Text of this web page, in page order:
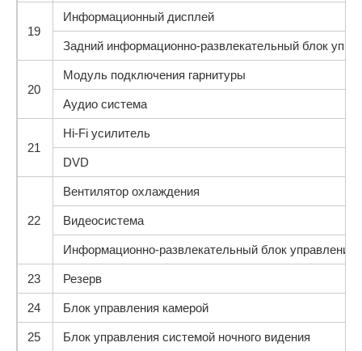
19
Информационный дисплей
Задний информационно-развлекательный блок
20
Модуль подключения гарнитуры
Аудио система
21
Hi-Fi усилитель
DVD
22
Вентилятор охлаждения
Видеосистема
Информационно-развлекательный блок управления
23 Резерв
24 Блок управления камерой
25 Блок управления системой ночного видения